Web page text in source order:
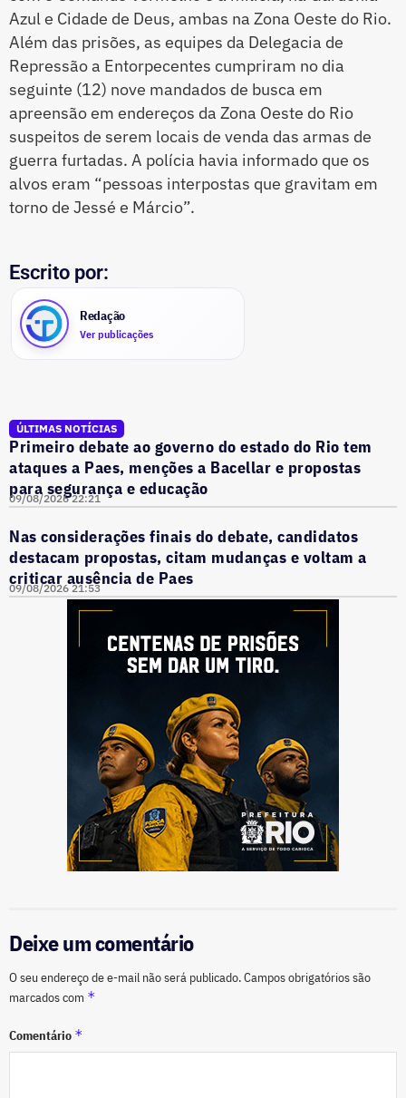
Azul e Cidade de Deus, ambas na Zona Oeste do Rio.
Além das prisões, as equipes da Delegacia de
Repressão a Entorpecentes cumpriram no dia
seguinte (12) nove mandados de busca em
apreensão em endereços da Zona Oeste do Rio
suspeitos de serem locais de venda das armas de
guerra furtadas. A polícia havia informado que os
alvos eram “pessoas interpostas que gravitam em
torno de Jessé e Márcio”.
Escrito por:
Redação
Ver publicações
ÚLTIMAS NOTÍCIAS
Primeiro debate ao governo do estado do Rio tem
ataques a Paes, menções a Bacellar e propostas
para segurança e educação
09/08/2026 22:21
Nas considerações finais do debate, candidatos
destacam propostas, citam mudanças e voltam a
criticar ausência de Paes
09/08/2026 21:53
Deixe um comentário
O seu endereço de e-mail não será publicado.Campos obrigatórios são
marcados com *
Comentário *